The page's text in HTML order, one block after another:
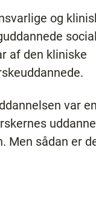
og
af den kliniske
var
Men sådan er